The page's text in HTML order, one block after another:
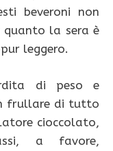
beveroni non
quanto la sera è
leggero.
di peso e
frullare di tutto
cioccolato,
a favore,